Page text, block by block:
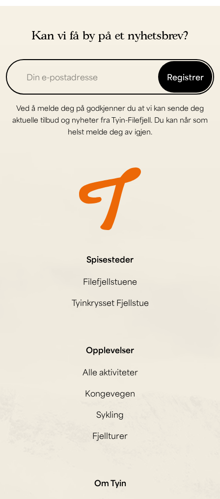
Kan vi få by på et nyhetsbrev?
Registrer
Ved å melde deg på godkjenner du at vi kan sende deg
aktuelle tilbud og nyheter fra Tyin-Filefjell. Du kan når som
helst melde deg av igjen.
Spisesteder
Filefjellstuene
Tyinkrysset Fjellstue
Opplevelser
Alle aktiviteter
Kongevegen
Sykling
Fjellturer
Om Tyin